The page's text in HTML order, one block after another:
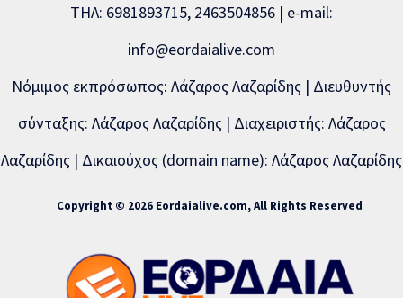
ΤΗΛ: 6981893715, 2463504856 | e-mail:
info@eordaialive.com
Νόμιμος εκπρόσωπος: Λάζαρος Λαζαρίδης | Διευθυντής
σύνταξης: Λάζαρος Λαζαρίδης | Διαχειριστής: Λάζαρος
Λαζαρίδης | Δικαιούχος (domain name): Λάζαρος Λαζαρίδης
Copyright © 2026 Eordaialive.com, All Rights Reserved